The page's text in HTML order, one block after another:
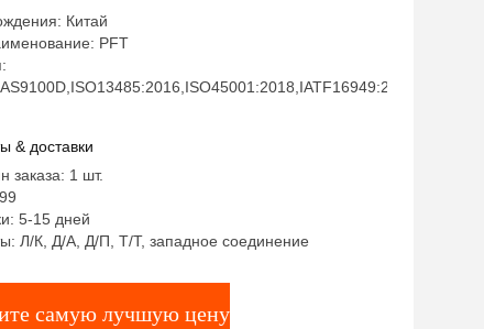
части. Низкий MOQ и быстрая
Китай
PFT
& доставки
заказа: 1 шт.
5-15 дней
Л/К, Д/А, Д/П, Т/Т, западное соединение
самую лучшую цену